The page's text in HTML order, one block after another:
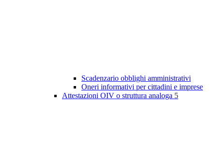
Scadenzario obblighi amministrativi
Oneri informativi per cittadini e imprese
Attestazioni OIV o struttura analoga 5